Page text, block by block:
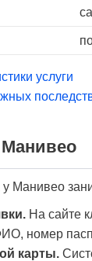
услуги
Манивео
Манивео
На сайте
номер
карты.